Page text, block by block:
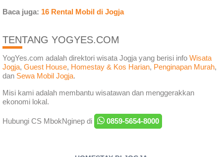
Baca juga: 16 Rental Mobil di Jogja
TENTANG YOGYES.COM
YogYes.com adalah direktori wisata Jogja yang berisi info Wisata
Jogja, Guest House, Homestay & Kos Harian, Penginapan Murah,
dan Sewa Mobil Jogja.
Misi kami adalah membantu wisatawan dan menggerakkan
ekonomi lokal.
Hubungi CS MbokNginep di 0859-5654-8000